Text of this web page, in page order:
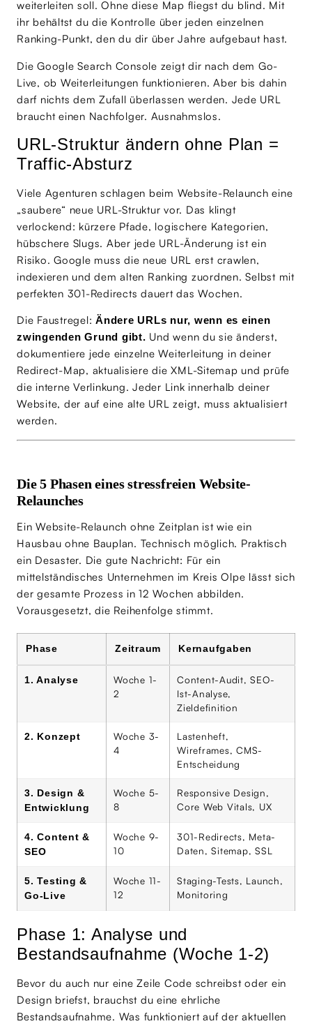
weiterleiten soll. Ohne diese Map fliegst du blind. Mit
ihr behältst du die Kontrolle über jeden einzelnen
Ranking-Punkt, den du dir über Jahre aufgebaut hast.
Die Google Search Console zeigt dir nach dem Go-
Live, ob Weiterleitungen funktionieren. Aber bis dahin
darf nichts dem Zufall überlassen werden. Jede URL
braucht einen Nachfolger. Ausnahmslos.
URL-Struktur ändern ohne Plan =
Traffic-Absturz
Viele Agenturen schlagen beim Website-Relaunch eine
„saubere“ neue URL-Struktur vor. Das klingt
verlockend: kürzere Pfade, logischere Kategorien,
hübschere Slugs. Aber jede URL-Änderung ist ein
Risiko. Google muss die neue URL erst crawlen,
indexieren und dem alten Ranking zuordnen. Selbst mit
perfekten 301-Redirects dauert das Wochen.
Die Faustregel: Ändere URLs nur, wenn es einen
zwingenden Grund gibt. Und wenn du sie änderst,
dokumentiere jede einzelne Weiterleitung in deiner
Redirect-Map, aktualisiere die XML-Sitemap und prüfe
die interne Verlinkung. Jeder Link innerhalb deiner
Website, der auf eine alte URL zeigt, muss aktualisiert
werden.
Die 5 Phasen eines stressfreien Website-
Relaunches
Ein Website-Relaunch ohne Zeitplan ist wie ein
Hausbau ohne Bauplan. Technisch möglich. Praktisch
ein Desaster. Die gute Nachricht: Für ein
mittelständisches Unternehmen im Kreis Olpe lässt sich
der gesamte Prozess in 12 Wochen abbilden.
Vorausgesetzt, die Reihenfolge stimmt.
Phase Zeitraum Kernaufgaben
1. Analyse
Woche 1-
2
Content-Audit, SEO-
Ist-Analyse,
Zieldefinition
2. Konzept
Woche 3-
4
Lastenheft,
Wireframes, CMS-
Entscheidung
3. Design &
Entwicklung
Woche 5-
8
Responsive Design,
Core Web Vitals, UX
4. Content &
SEO
Woche 9-
10
301-Redirects, Meta-
Daten, Sitemap, SSL
5. Testing &
Go-Live
Woche 11-
12
Staging-Tests, Launch,
Monitoring
Phase 1: Analyse und
Bestandsaufnahme (Woche 1-2)
Bevor du auch nur eine Zeile Code schreibst oder ein
Design briefst, brauchst du eine ehrliche
Bestandsaufnahme. Was funktioniert auf der aktuellen